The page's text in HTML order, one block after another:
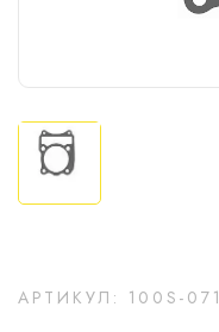
АРТИКУЛ: 100S-071